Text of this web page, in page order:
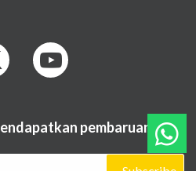
pembaruan.